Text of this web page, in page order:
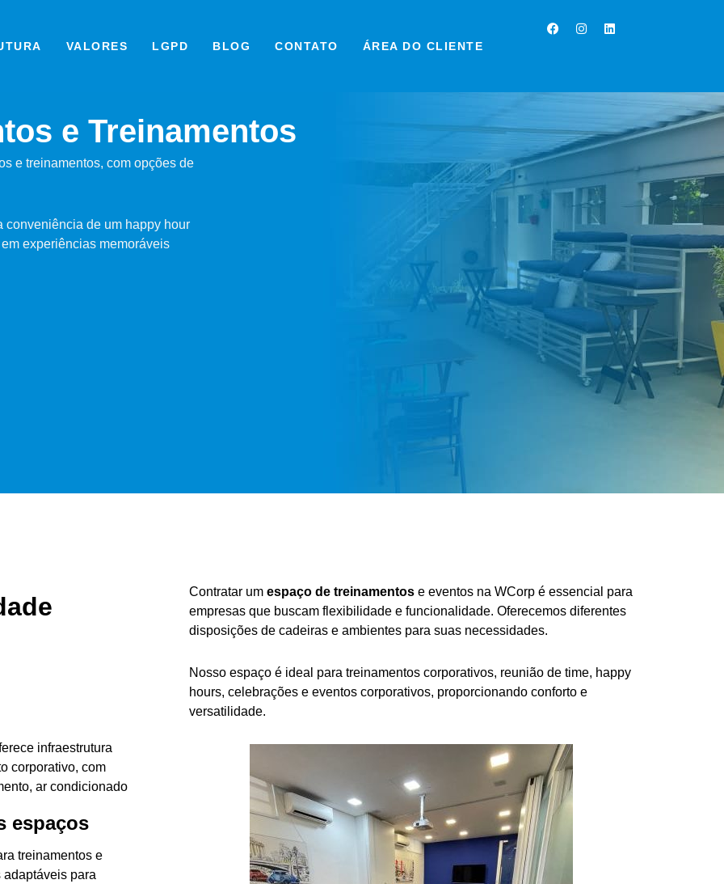
VALORES LGPD BLOG CONTATO ÁREA DO CLIENTE
Facebook
InstagramLinkedin
e Treinamentos
e treinamentos, com opções de
conveniência de um happy hour
experiências memoráveis
infraestrutura
corporativo, com
ar condicionado
espaços
treinamentos e
adaptáveis para
Contratar um espaço de treinamentos e eventos na WCorp é essencial para
empresas que buscam flexibilidade e funcionalidade. Oferecemos diferentes
disposições de cadeiras e ambientes para suas necessidades.
Nosso espaço é ideal para treinamentos corporativos, reunião de time, happy
hours, celebrações e eventos corporativos, proporcionando conforto e
versatilidade.